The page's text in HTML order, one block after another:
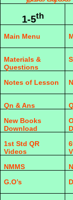
1-5th
Main Menu
Materials &
Questions
Notes of Lesson
Qn & Ans
New Books
Download
1st Std QR
Videos
NMMS
G.O’s